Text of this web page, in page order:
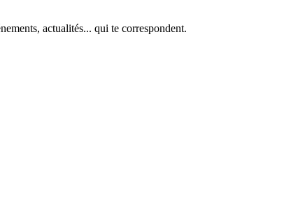
actualités... qui te correspondent.